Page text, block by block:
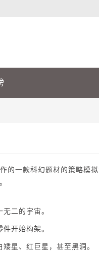
的一款科幻题材的策略模
二的宇宙。
开始构架。
星、红巨星，甚至黑洞。